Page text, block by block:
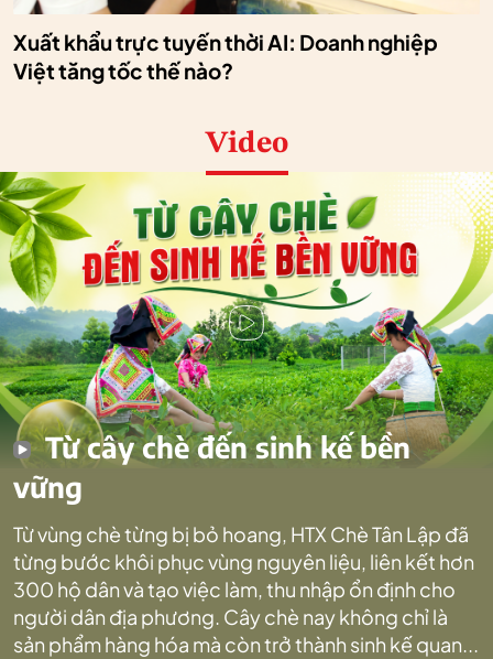
Xuất khẩu trực tuyến thời AI: Doanh nghiệp
Việt tăng tốc thế nào?
Video
Từ cây chè đến sinh kế bền
vững
Từ vùng chè từng bị bỏ hoang, HTX Chè Tân Lập đã
từng bước khôi phục vùng nguyên liệu, liên kết hơn
300 hộ dân và tạo việc làm, thu nhập ổn định cho
người dân địa phương. Cây chè nay không chỉ là
sản phẩm hàng hóa mà còn trở thành sinh kế quan...